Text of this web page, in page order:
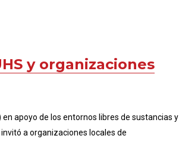
y organizaciones
apoyo de los entornos libres de sustancias
a organizaciones locales de